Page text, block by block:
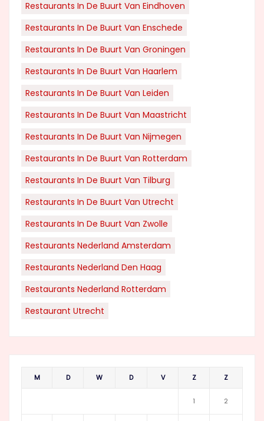
Restaurants In De Buurt Van Eindhoven
Restaurants In De Buurt Van Enschede
Restaurants In De Buurt Van Groningen
Restaurants In De Buurt Van Haarlem
Restaurants In De Buurt Van Leiden
Restaurants In De Buurt Van Maastricht
Restaurants In De Buurt Van Nijmegen
Restaurants In De Buurt Van Rotterdam
Restaurants In De Buurt Van Tilburg
Restaurants In De Buurt Van Utrecht
Restaurants In De Buurt Van Zwolle
Restaurants Nederland Amsterdam
Restaurants Nederland Den Haag
Restaurants Nederland Rotterdam
Restaurant Utrecht
M D W D V Z Z
1 2